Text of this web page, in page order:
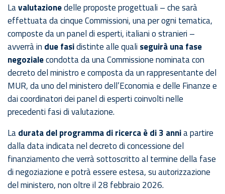
Lavalutazionedelle proposte progettuali – che sarà
effettuata da cinque Commissioni, una per ogni tematica,
composte da un panel di esperti, italiani o stranieri –
avverrà in due fasidistinte alle quali seguirà una fase
negozialecondotta da una Commissione nominata con
decreto del ministro e composta da un rappresentante del
MUR, da uno del ministero dell’Economia e delle Finanze e
dai coordinatori dei panel di esperti coinvolti nelle
precedenti fasi di valutazione.
Ladurata del programma di ricerca è di 3 annia partire
dalla data indicata nel decreto di concessione del
finanziamento che verrà sottoscritto al termine della fase
di negoziazione e potrà essere estesa, su autorizzazione
del ministero, non oltre il 28 febbraio 2026.